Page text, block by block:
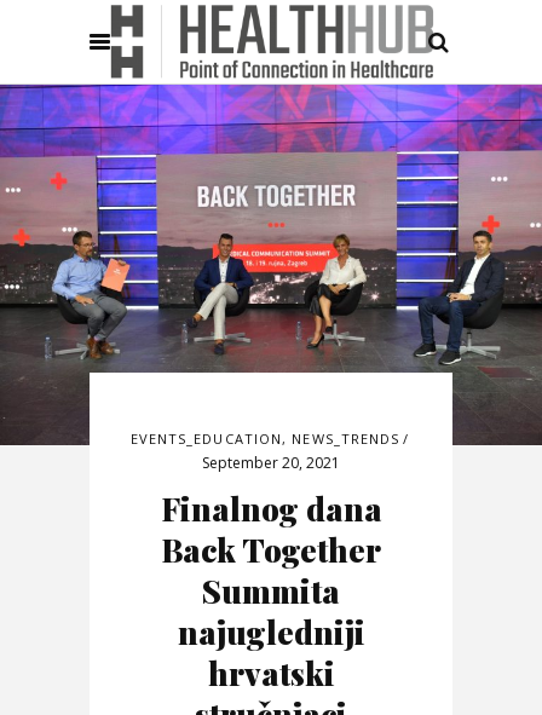
EVENTS_EDUCATION , NEWS_TRENDS
September 20, 2021
Finalnog dana
Back Together
Summita
najugledniji
hrvatski